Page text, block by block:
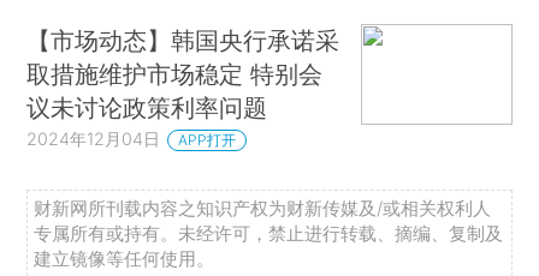
【市场动态】韩国央行承诺采
取措施维护市场稳定 特别会
议未讨论政策利率问题
2024年12月04日 APP打开
财新网所刊载内容之知识产权为财新传媒及/或相关权利人
专属所有或持有。未经许可，禁止进行转载、摘编、复制及
建立镜像等任何使用。